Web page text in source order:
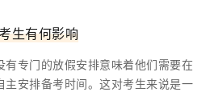
生有何影响
有专门的放假安排意味着他们需要在
主安排备考时间。这对考生来说是一